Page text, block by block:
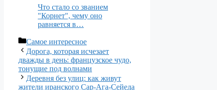
Что стало со званием
"Корнет", чему оно
равняется в…
Рубрики
Самое интересное
Дорога, которая исчезает
дважды в день: французское чудо,
тонущие под волнами
Деревня без улиц: как живут
жители иранского Сар-Ага-Сейеда